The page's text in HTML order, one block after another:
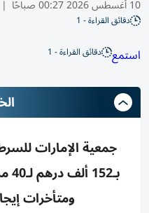
10 أغسطس 2026 00:27 صباحًا |
دقائق القراءة - 1
استمع دقائق القراءة - 1
جمعية الإمارات
ومتأخرات